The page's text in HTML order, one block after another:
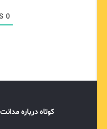
0
COMMENTS
کوتاه درباره مدانت